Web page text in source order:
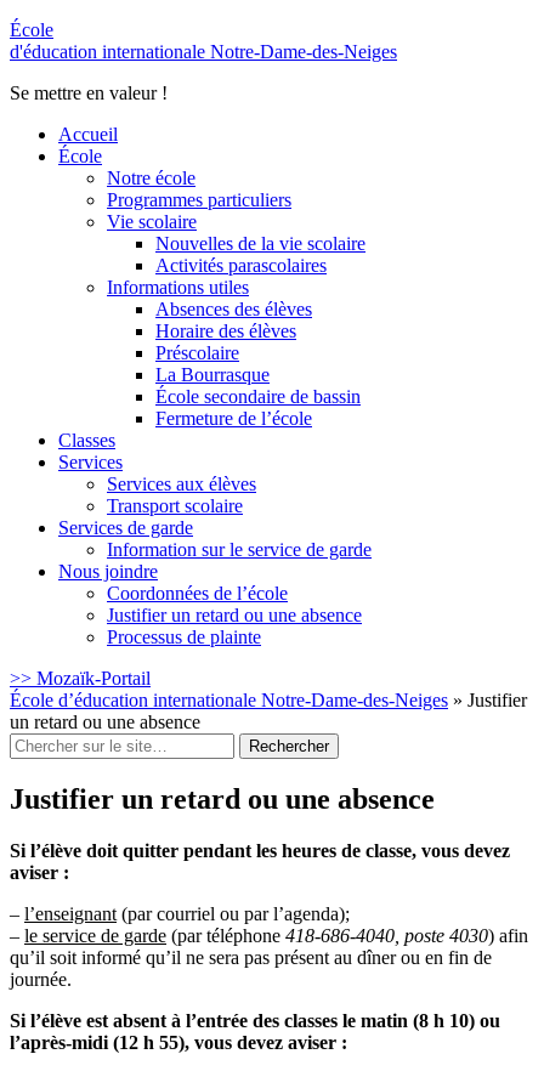
École
d'éducation internationale Notre-Dame-des-Neiges
Se mettre en valeur !
Accueil
École
Notre école
Programmes particuliers
Vie scolaire
Nouvelles de la vie scolaire
Activités parascolaires
Informations utiles
Absences des élèves
Horaire des élèves
Préscolaire
La Bourrasque
École secondaire de bassin
Fermeture de l’école
Classes
Services
Services aux élèves
Transport scolaire
Services de garde
Information sur le service de garde
Nous joindre
Coordonnées de l’école
Justifier un retard ou une absence
Processus de plainte
>> Mozaïk-Portail
École d’éducation internationale Notre-Dame-des-Neiges » Justifier
un retard ou une absence
Rechercher
:
Justifier un retard ou une absence
Si l’élève doit quitter pendant les heures de classe, vous devez
aviser :
– l’enseignant (par courriel ou par l’agenda);
– le service de garde (par téléphone 418-686-4040, poste 4030) afin
qu’il soit informé qu’il ne sera pas présent au dîner ou en fin de
journée.
Si l’élève est absent à l’entrée des classes le matin (8 h 10) ou
l’après-midi (12 h 55), vous devez aviser :